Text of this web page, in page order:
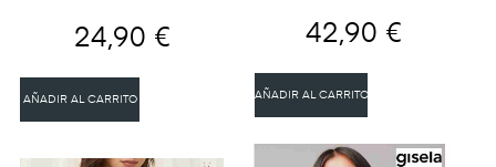
24,90 €
AÑADIR AL CARRITO
42,90 €
AÑADIR AL CARRITO